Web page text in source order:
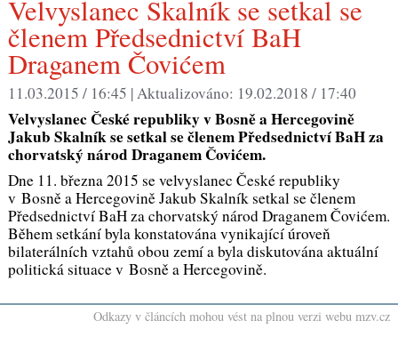
Velvyslanec Skalník se setkal se
členem Předsednictví BaH
Draganem Čovićem
11.03.2015 / 16:45 |Aktualizováno: 19.02.2018 / 17:40
Velvyslanec České republiky v Bosně a Hercegovině
Jakub Skalník se setkal se členem Předsednictví BaH za
chorvatský národ Draganem Čovićem.
Dne 11. března 2015 se velvyslanec České republiky
v Bosně a Hercegovině Jakub Skalník setkal se členem
Předsednictví BaH za chorvatský národ Draganem Čovićem.
Během setkání byla konstatována vynikající úroveň
bilaterálních vztahů obou zemí a byla diskutována aktuální
politická situace v Bosně a Hercegovině.
Odkazy v článcích mohou vést na plnou verzi webu mzv.cz